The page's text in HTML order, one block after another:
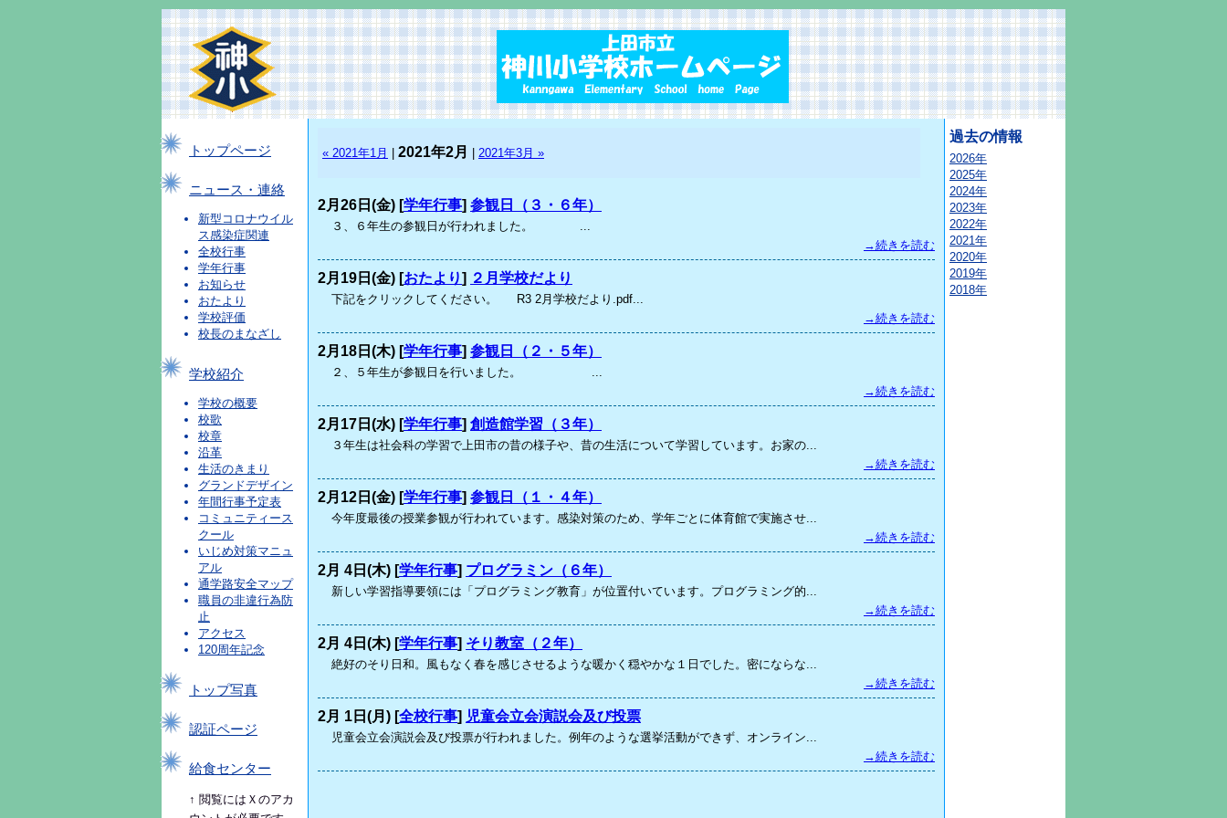
トップページ
ニュース・連絡
新型コロナウイル
ス感染症関連
全校行事
学年行事
お知らせ
おたより
学校評価
校長のまなざし
学校紹介
学校の概要
校歌
校章
沿革
生活のきまり
グランドデザイン
年間行事予定表
コミュニティース
クール
いじめ対策マニュ
アル
通学路安全マップ
職員の非違行為防
止
アクセス
120周年記念
トップ写真
認証ページ
給食センター
↑ 閲覧にはＸのアカ
« 2021年1月 2021年2月 2021年3月 »
2月26日(金) [学年行事] 参観日（３・６年）
３、６年生の参観日が行われました。 ...
→続きを読む
2月19日(金) [おたより] ２月学校だより
下記をクリックしてください。 R3 2月学校だより.pdf...
→続きを読む
2月18日(木) [学年行事] 参観日（２・５年）
２、５年生が参観日を行いました。 ...
→続きを読む
2月17日(水) [学年行事] 創造館学習（３年）
３年生は社会科の学習で上田市の昔の様子や、昔の生活について学習しています。お家の...
→続きを読む
2月12日(金) [学年行事] 参観日（１・４年）
今年度最後の授業参観が行われています。感染対策のため、学年ごとに体育館で実施させ...
→続きを読む
2月 4日(木) [学年行事] プログラミン（６年）
新しい学習指導要領には「プログラミング教育」が位置付いています。プログラミング的...
→続きを読む
2月 4日(木) [学年行事] そり教室（２年）
絶好のそり日和。風もなく春を感じさせるような暖かく穏やかな１日でした。密にならな...
→続きを読む
2月 1日(月) [全校行事] 児童会立会演説会及び投票
児童会立会演説会及び投票が行われました。例年のような選挙活動ができず、オンライン...
→続きを読む
過去の情報
2026年
2025年
2024年
2023年
2022年
2021年
2020年
2019年
2018年